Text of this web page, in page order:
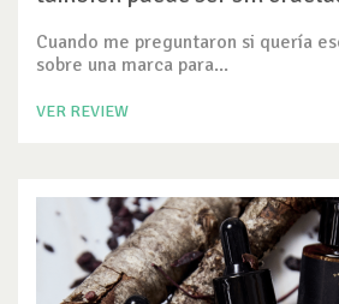
Cuando me preguntaron si quería
sobre una marca para...
VER REVIEW